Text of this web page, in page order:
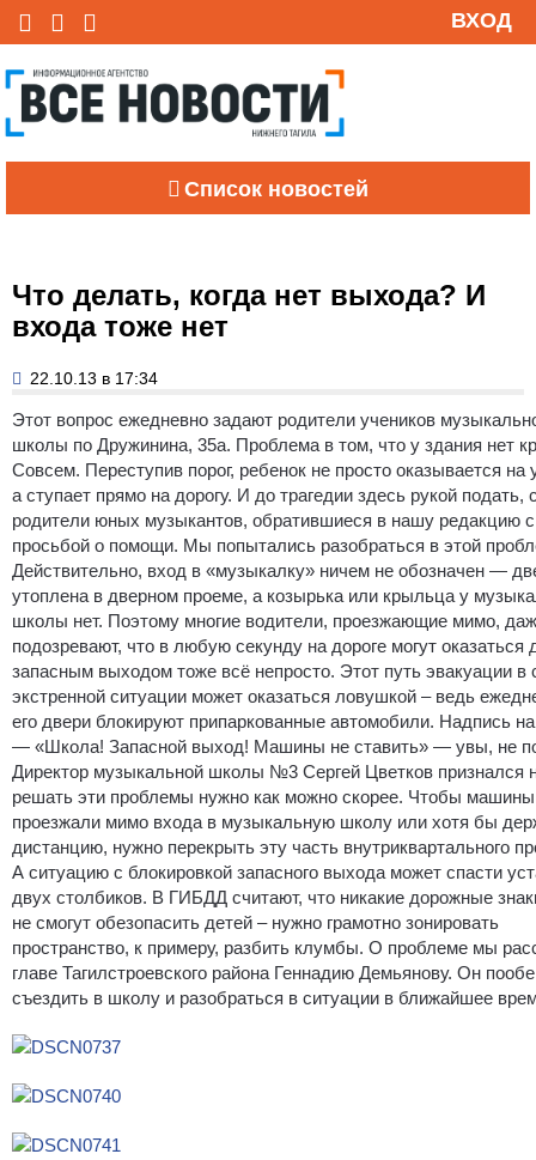
ВХОД
Список новостей
Что делать, когда нет выхода? И
входа тоже нет
22.10.13 в 17:34
Этот вопрос ежедневно задают родители учеников
школы по Дружинина, 35а. Проблема в том, что у здания нет
Совсем. Переступив порог, ребенок не просто оказывается на
а ступает прямо на дорогу. И до трагедии здесь рукой подать,
родители юных музыкантов, обратившиеся в нашу редакцию с
просьбой о помощи. Мы попытались разобраться в этой
Действительно, вход в «музыкалку» ничем не обозначен —
утоплена в дверном проеме, а козырька или крыльца у
школы нет. Поэтому многие водители, проезжающие мимо,
подозревают, что в любую секунду на дороге могут оказаться
запасным выходом тоже всё непросто. Этот путь эвакуации в
экстренной ситуации может оказаться ловушкой – ведь
его двери блокируют припаркованные автомобили. Надпись
— «Школа! Запасной выход! Машины не ставить» — увы, не
Директор музыкальной школы №3 Сергей Цветков признался
решать эти проблемы нужно как можно скорее. Чтобы
проезжали мимо входа в музыкальную школу или хотя бы
дистанцию, нужно перекрыть эту часть внутриквартального
А ситуацию с блокировкой запасного выхода может спасти
двух столбиков. В ГИБДД считают, что никакие дорожные
не смогут обезопасить детей – нужно грамотно зонировать
пространство, к примеру, разбить клумбы. О проблеме мы
главе Тагилстроевского района Геннадию Демьянову. Он
съездить в школу и разобраться в ситуации в ближайшее